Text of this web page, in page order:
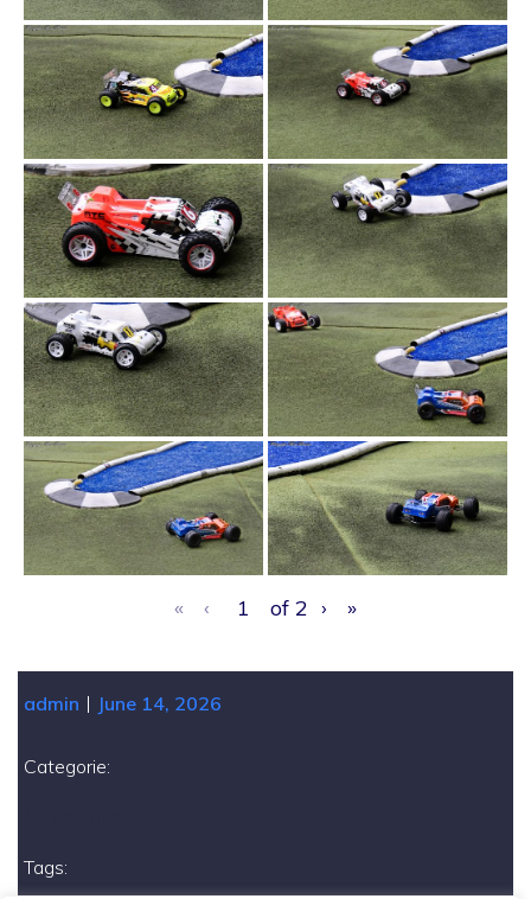
« ‹ of 2 › »
admin | June 14, 2026
Categorie:
Tags: